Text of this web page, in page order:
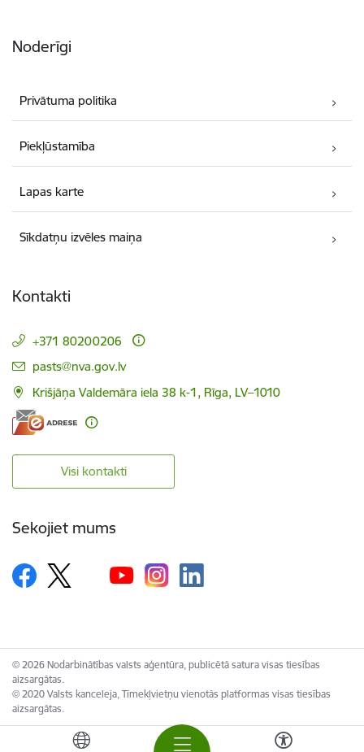
Noderīgi
Privātuma politika
Piekļūstamība
Lapas karte
Sīkdatņu izvēles maiņa
Kontakti
+371 80200206
E-pasts:
pasts@nva.gov.lv
Krišjāņa Valdemāra iela 38 k-1, Rīga, LV–1010
Visi kontakti
Sekojiet mums
© 2026 Nodarbinātības valsts aģentūra, publicētā satura visas tiesības
aizsargātas.
© 2020 Valsts kanceleja, Tīmekļvietņu vienotās platformas visas tiesības
aizsargātas.